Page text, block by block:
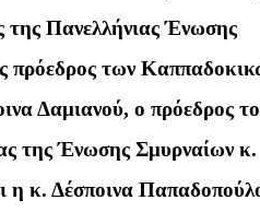
Πανελλήνιας Ένωσης
πρόεδρος των
Δαμιανού, ο πρόεδρος
της Ένωσης Σμυρναίων κ.
η κ. Δέσποινα